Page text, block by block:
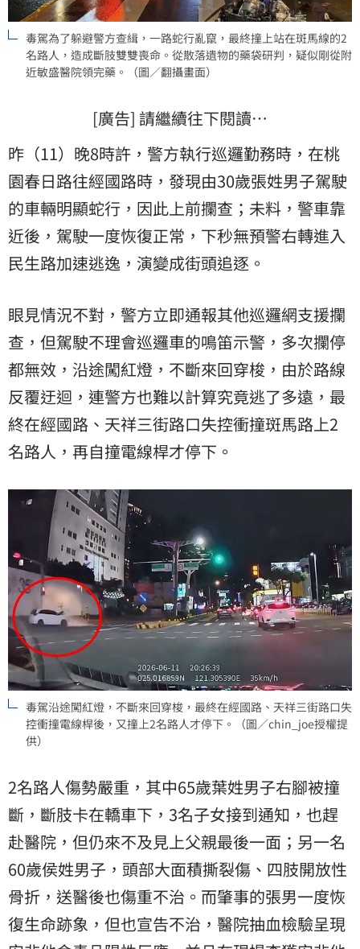
毒駕為了躲避警方查緝，一路蛇行亂竄，最終撞上站在斑馬線的2
名路人，造成斷肢雙雙喪命。從散落遺物的藥袋研判，疑似剛從附
近敏盛醫院領完藥。（圖／翻攝畫面）
[廣告] 請繼續往下閱讀…
昨（11）晚8時許，警方執行巡邏勤務時，在桃
園春日路往經國路時，發現由30歲張姓男子駕駛
的車輛明顯蛇行，因此上前攔查；未料，警車靠
近後，駕駛一度恢復正常，下秒無預警右轉進入
民生路加速逃逸，演變成街頭追逐。
眼見情況不對，警方立即通報其他巡邏網支援攔
查，但駕駛不理會巡邏車的鳴笛示警，多次攔停
都無效，沿途闖紅燈，不斷來回穿梭，由於路線
反覆迂迴，連警方也難以計算究竟逃了多遠，最
終在經國路、天祥三街路口失控衝撞斑馬路上2
名路人，再自撞電線桿才停下。
毒駕沿途闖紅燈，不斷來回穿梭，最終在經國路、天祥三街路口失
控衝撞電線桿後，又撞上2名路人才停下。（圖／chin_joe授權提
供）
2名路人傷勢嚴重，其中65歲葉姓男子右腳被撞
斷，斷肢卡在轎車下，3名子女接到通知，也趕
赴醫院，但仍來不及見上父親最後一面；另一名
60歲侯姓男子，頭部大面積撕裂傷、四肢開放性
骨折，送醫後也傷重不治。而肇事的張男一度恢
復生命跡象，但也宣告不治，醫院抽血檢驗呈現